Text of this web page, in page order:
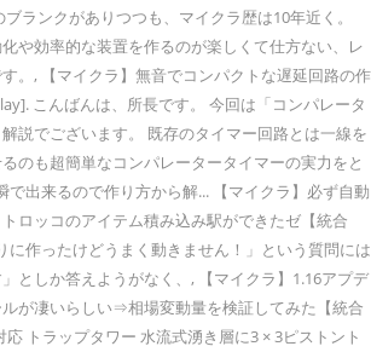
ランクがありつつも、マイクラ歴は10年近く。
や効率的な装置を作るのが楽しくて仕方ない、レ
。, 【マイクラ】無音でコンパクトな遅延回路の作
こんばんは、所長です。 今回は「コンパレータ
説でございます。 既存のタイマー回路とは一線を
のも超簡単なコンパレータータイマーの実力をと
で出来るので作り方から解... 【マイクラ】必ず自動
ロッコのアイテム積み込み駅ができたゼ【統合
に作ったけどうまく動きません！」という質問には
としか答えようがなく、, 【マイクラ】1.16アプデ
が凄いらしい⇒相場変動量を検証してみた【統合
応 トラップタワー 水流式湧き層に3 × 3ピストント